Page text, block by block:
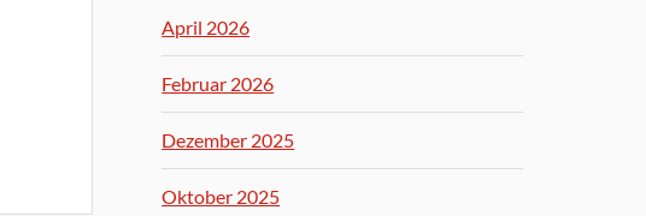
April 2026
Februar 2026
Dezember 2025
Oktober 2025